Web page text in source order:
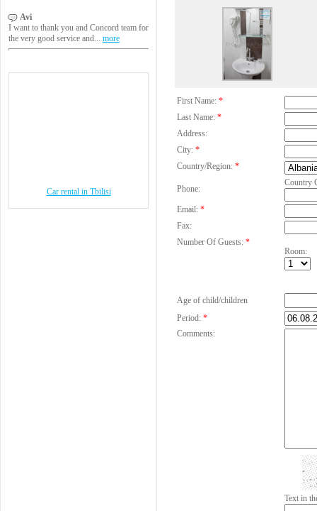
Avi
I want to thank you and Concord team for
the very good service and... more
Car rental in Tbilisi
First Name: *
Last Name: *
Address:
City: *
Country/Region: *
Phone:
Country
Email: *
Fax:
Number Of Guests: *
Room:
Age of child/children
Period: *
Comments:
Text in